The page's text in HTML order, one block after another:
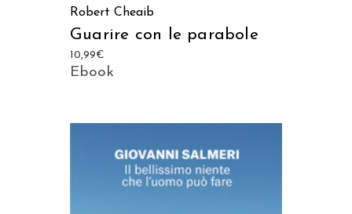
Robert Cheaib
Guarire con le parabole
10,99€
Ebook